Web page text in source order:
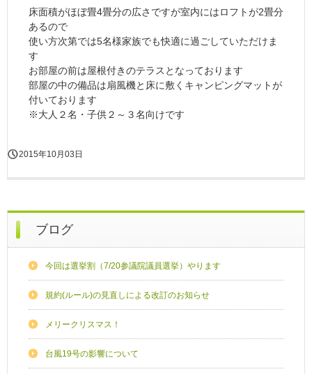
床面積がほぼ畳4畳分の広さですが室内にはロフトが2畳分
あるので
使い方次第では5名様家族でも快適に過ごしていただけま
す
お部屋の前は屋根付きのテラスとなっております
部屋の中の備品は扇風機と床に敷くキャンピングマットが
付いております
※大人２名・子供２～３名向けです
2015年10月03日
ブログ
今回は選挙割（7/20参議院議員選挙）やります
規約(ルール)の見直しによる改訂のお知らせ
メリークリスマス！
台風19号の影響について